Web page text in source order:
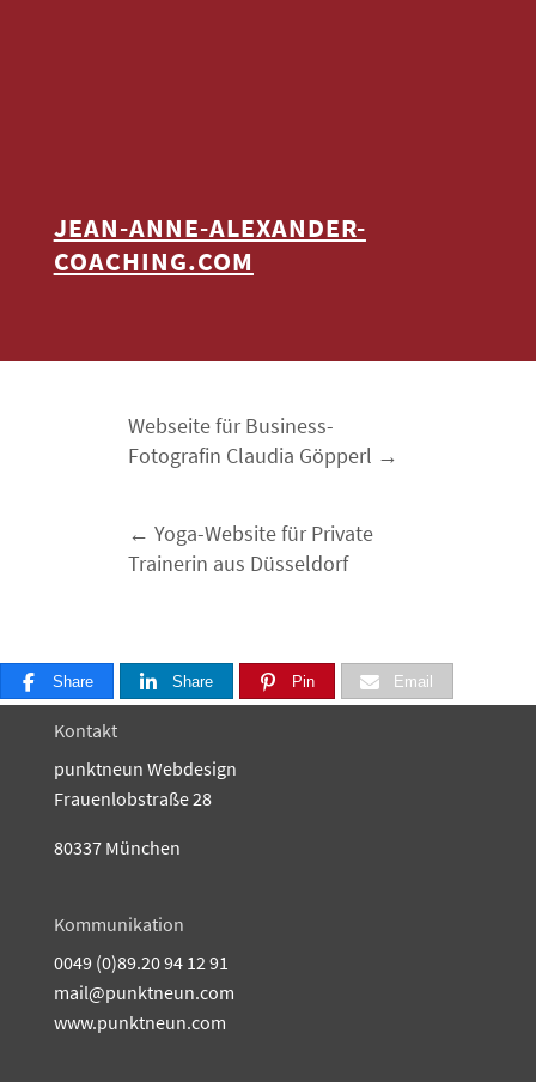
JEAN-ANNE-ALEXANDER-
COACHING.COM
Webseite für Business-
Fotografin Claudia Göpperl
Yoga-Website für Private
Trainerin aus Düsseldorf
Share Share Pin Email
Kontakt
punktneun Webdesign
Frauenlobstraße 28
80337 München
Kommunikation
0049 (0)89.20 94 12 91
mail@punktneun.com
www.punktneun.com